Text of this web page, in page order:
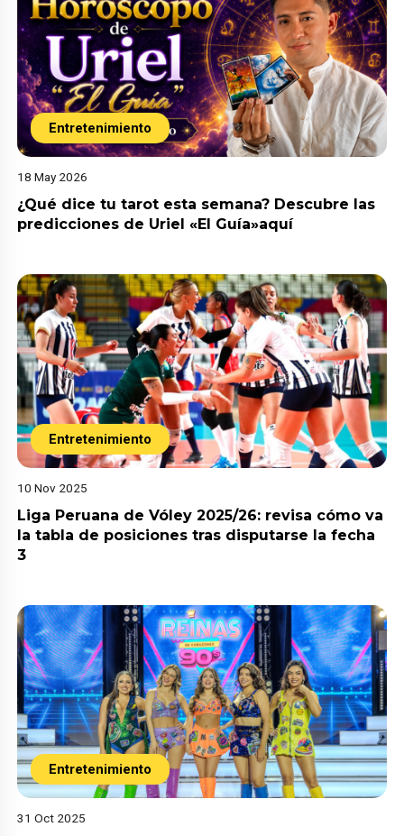
Entretenimiento
18 May 2026
¿Qué dice tu tarot esta semana? Descubre las
predicciones de Uriel «El Guía»aquí
Entretenimiento
10 Nov 2025
Liga Peruana de Vóley 2025/26: revisa cómo va
la tabla de posiciones tras disputarse la fecha
3
Entretenimiento
31 Oct 2025